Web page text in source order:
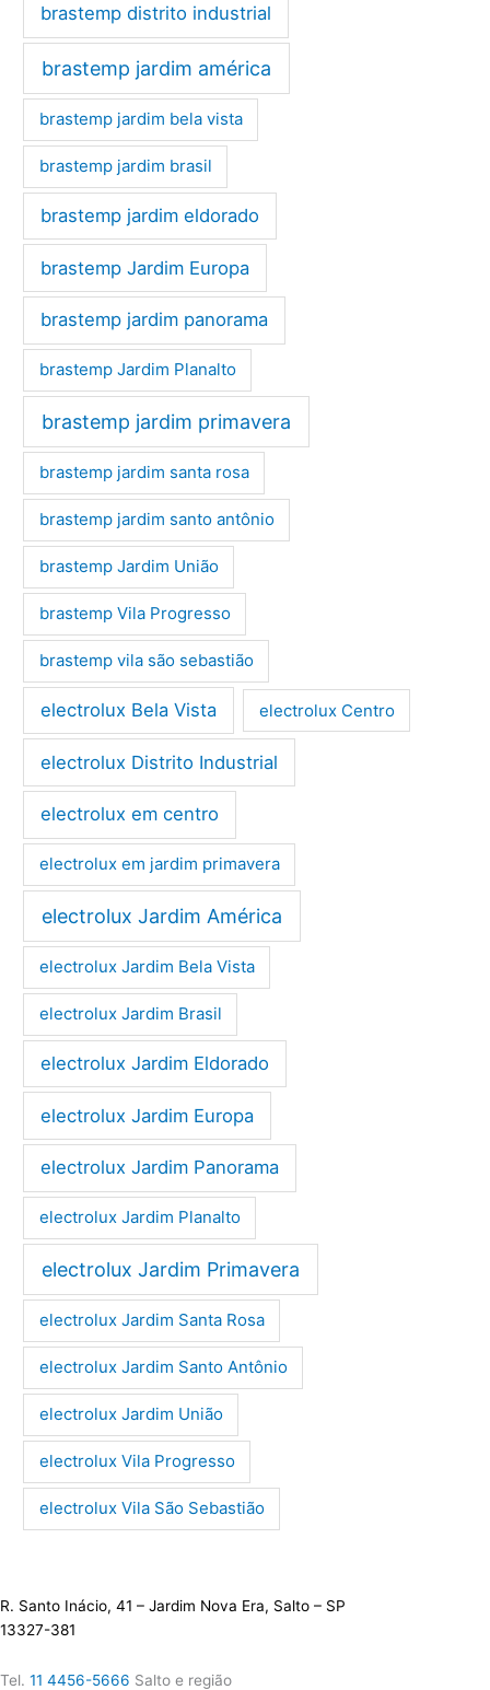
brastemp distrito industrial
brastemp jardim américa
brastemp jardim bela vista
brastemp jardim brasil
brastemp jardim eldorado
brastemp Jardim Europa
brastemp jardim panorama
brastemp Jardim Planalto
brastemp jardim primavera
brastemp jardim santa rosa
brastemp jardim santo antônio
brastemp Jardim União
brastemp Vila Progresso
brastemp vila são sebastião
electrolux Bela Vista electrolux Centro
electrolux Distrito Industrial
electrolux em centro
electrolux em jardim primavera
electrolux Jardim América
electrolux Jardim Bela Vista
electrolux Jardim Brasil
electrolux Jardim Eldorado
electrolux Jardim Europa
electrolux Jardim Panorama
electrolux Jardim Planalto
electrolux Jardim Primavera
electrolux Jardim Santa Rosa
electrolux Jardim Santo Antônio
electrolux Jardim União
electrolux Vila Progresso
electrolux Vila São Sebastião
R. Santo Inácio, 41 – Jardim Nova Era, Salto – SP
13327-381
Tel. 11 4456-5666 Salto e região